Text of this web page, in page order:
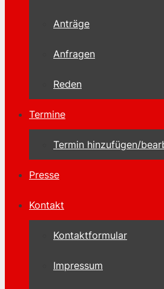
Anträge
Anfragen
Reden
Termine
Termin hinzufügen/
Presse
Kontakt
Kontaktformular
Impressum